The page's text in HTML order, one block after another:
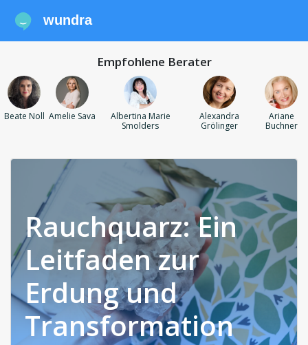
wundra
Empfohlene Berater
Beate Noll Amelie Sava
Albertina Marie
Smolders
Alexandra
Grölinger
Ariane
Buchner
Rauchquarz: Ein
Leitfaden zur
Erdung und
Transformation